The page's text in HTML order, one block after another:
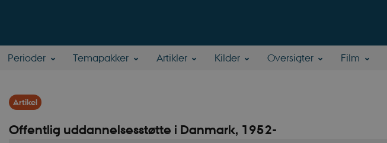
Perioder Temapakker Artikler Kilder Oversigter Film
Artikel
Offentlig uddannelsesstøtte i Danmark, 1952-